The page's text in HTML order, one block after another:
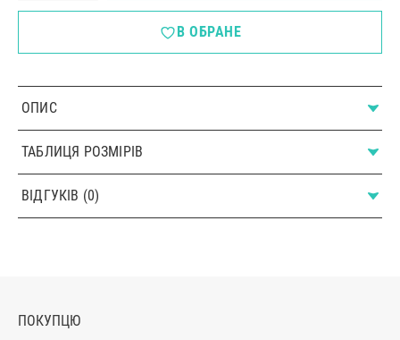
В ОБРАНЕ
ОПИС
ТАБЛИЦЯ РОЗМІРІВ
ВІДГУКІВ (0)
ПОКУПЦЮ